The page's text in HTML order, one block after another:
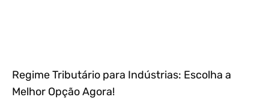
Regime Tributário para Indústrias: Escolha a
Melhor Opção Agora!